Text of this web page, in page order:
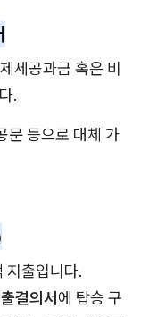
세공과금 혹은 비
.
문 등으로 대체 가
지출입니다.
결의서에 탑승 구